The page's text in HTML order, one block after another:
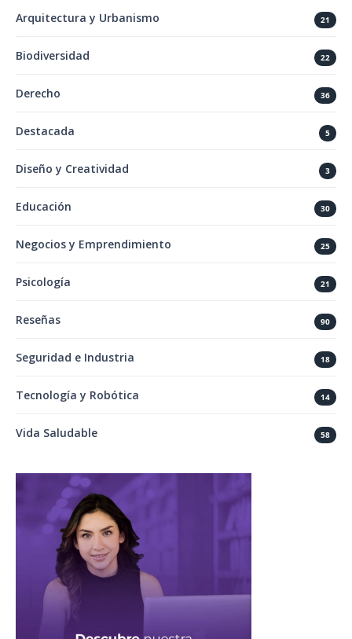
Arquitectura y Urbanismo 21
Biodiversidad 22
Derecho 36
Destacada 5
Diseño y Creatividad 3
Educación 30
Negocios y Emprendimiento 25
Psicología 21
Reseñas 90
Seguridad e Industria 18
Tecnología y Robótica 14
Vida Saludable 58